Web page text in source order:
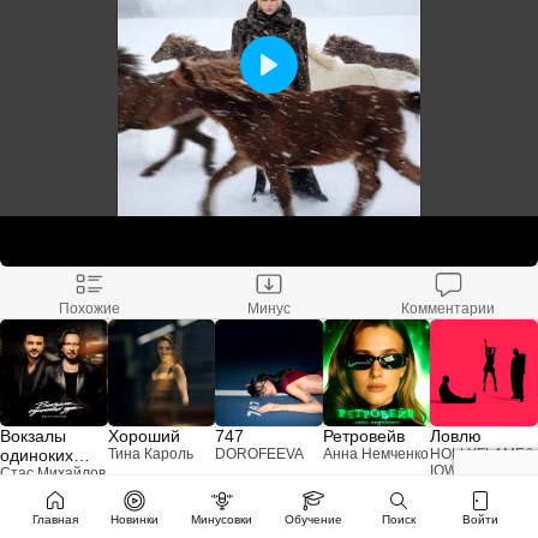
Главная Новинки Минусовки Обучение Поиск Войти
Похожие Минус Комментарии
Вокзалы
одиноких
душ
Стас Михайлов
Хороший
Тина Кароль
747
DOROFEEVA
Ретровейв
Анна Немченко
Ловлю
HOLLYFLAME&
IOWA